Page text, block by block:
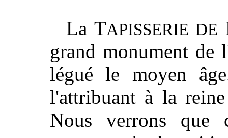
La TAPISSERIE DE
grand monument de
légué le moyen
l'attribuant à la
Nous verrons que